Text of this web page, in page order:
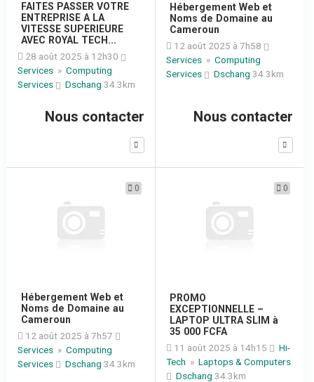
FAITES PASSER VOTRE
ENTREPRISE A LA
VITESSE SUPERIEURE
AVEC ROYAL TECH...
28 août 2025 à 12h30
Services » Computing
Services
Dschang 34.3km
Nous contacter
Hébergement Web et
Noms de Domaine au
Cameroun
12 août 2025 à 7h58
Services » Computing
Services
Dschang 34.3km
Nous contacter
0
Hébergement Web et
Noms de Domaine au
Cameroun
12 août 2025 à 7h57
Services » Computing
Services
Dschang 34.3km
0
PROMO
EXCEPTIONNELLE –
LAPTOP ULTRA SLIM à
35 000 FCFA
11 août 2025 à 14h15
Hi-
Tech » Laptops & Computers
Dschang 34.3km